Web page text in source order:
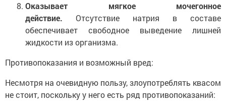
Оказывает мягкое мочегонное
действие. Отсутствие натрия в составе
обеспечивает свободное выведение лишней
жидкости из организма.
Противопоказания и возможный вред:
Несмотря на очевидную пользу, злоупотреблять квасом
не стоит, поскольку у него есть ряд противопоказаний: